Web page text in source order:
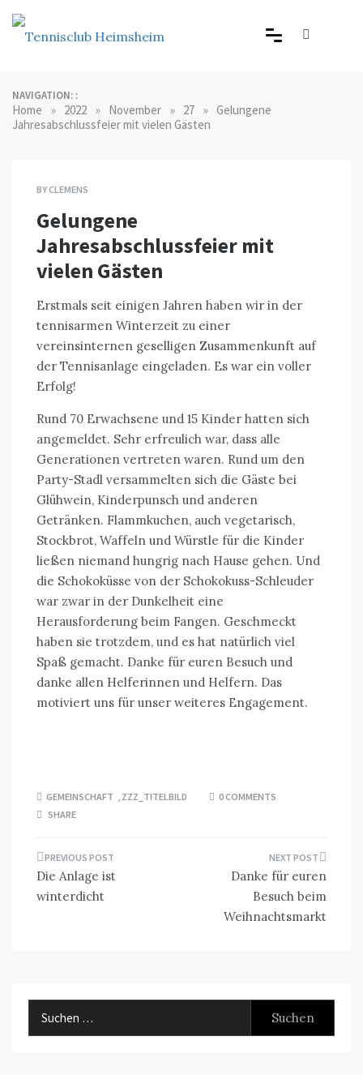
content
NAVIGATION: :
Home » 2022 » November » 27 » Gelungene
Jahresabschlussfeier mit vielen Gästen
BYCLEMENS
Gelungene
Jahresabschlussfeier mit
vielen Gästen
Erstmals seit einigen Jahren haben wir in der
tennisarmen Winterzeit zu einer
vereinsinternen geselligen Zusammenkunft auf
der Tennisanlage eingeladen. Es war ein voller
Erfolg!
Rund 70 Erwachsene und 15 Kinder hatten sich
angemeldet. Sehr erfreulich war, dass alle
Generationen vertreten waren. Rund um den
Party-Stadl versammelten sich die Gäste bei
Glühwein, Kinderpunsch und anderen
Getränken. Flammkuchen, auch vegetarisch,
Stockbrot, Waffeln und Würstle für die Kinder
ließen niemand hungrig nach Hause gehen. Und
die Schokoküsse von der Schokokuss-Schleuder
war zwar in der Dunkelheit eine
Herausforderung beim Fangen. Geschmeckt
haben sie trotzdem, und es hat natürlich viel
Spaß gemacht. Danke für euren Besuch und
danke allen Helferinnen und Helfern. Das
motiviert uns für unser weiteres Engagement.
GEMEINSCHAFT , ZZZ_TITELBILD
0 COMMENTS
SHARE
Beitragsnavigation
Die Anlage ist
winterdicht
Danke für euren
Besuch beim
Weihnachtsmarkt